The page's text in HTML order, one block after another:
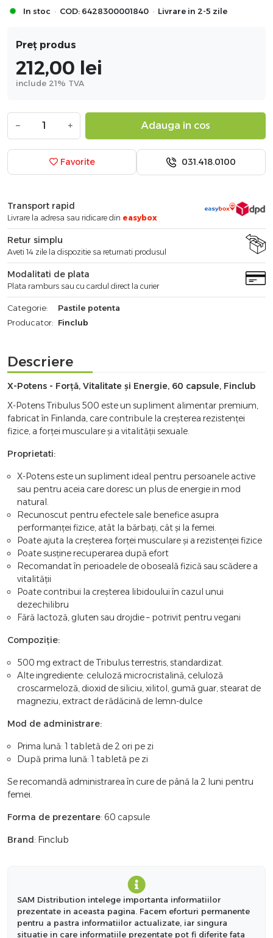
In stoc · COD: 6428300001840 · Livrare in 2-5 zile
Preț produs
212,00 lei
include 21% TVA
− + Adauga in cos
Favorite 031.418.0100
Transport rapid
Livrare la adresa sau ridicare din easybox
Retur simplu
Aveti 14 zile la dispozitie sa returnati produsul
Modalitati de plata
Plata ramburs sau cu cardul direct la curier
Categorie:
Pastile potenta
Producator: Finclub
Descriere
X-Potens - Forță, Vitalitate și Energie, 60 capsule, Finclub
X-Potens Tribulus 500 este un supliment alimentar premium,
fabricat în Finlanda, care contribule la creșterea rezistenței
fizice, a forței musculare și a vitalității sexuale.
Proprietati:
X-Potens este un supliment ideal pentru persoanele active
sau pentru aceia care doresc un plus de energie in mod
natural.
Recunoscut pentru efectele sale benefice asupra
performanței fizice, atât la bărbați, cât și la femei.
Poate ajuta la creșterea forței musculare și a rezistenței fizice
Poate susține recuperarea după efort
Recomandat în perioadele de oboseală fizică sau scădere a
vitalității
Poate contribui la creșterea libidoului în cazul unui
dezechilibru
Fără lactoză, gluten sau drojdie – potrivit pentru vegani
Compoziție:
500 mg extract de Tribulus terrestris, standardizat.
Alte ingrediente: celuloză microcristalină, celuloză
croscarmeloză, dioxid de siliciu, xilitol, gumă guar, stearat de
magneziu, extract de rădăcină de lemn-dulce
Mod de administrare:
Prima lună: 1 tabletă de 2 ori pe zi
După prima lună: 1 tabletă pe zi
Se recomandă administrarea în cure de până la 2 luni pentru
femei.
Forma de prezentare: 60 capsule
Brand: Finclub
SAM Distribution intelege importanta informatiilor
prezentate in aceasta pagina. Facem eforturi permanente
pentru a pastra informatiilor actualizate, iar singura
situatie in care informatiile prezentate pot fi diferite fata